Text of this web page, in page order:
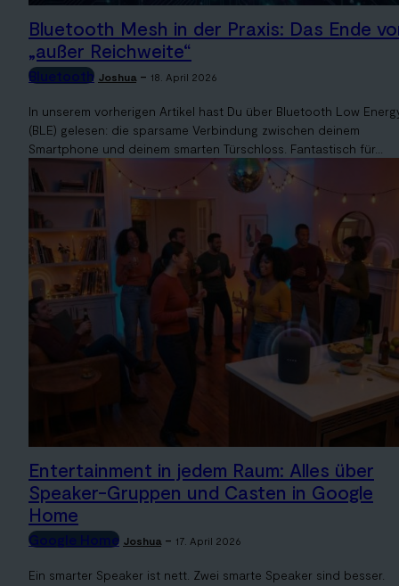
Bluetooth Mesh in der Praxis: Das Ende
„außer Reichweite“
Bluetooth Joshua - 18. April 2026
In unserem vorherigen Artikel hast Du über Bluetooth Low
(BLE) gelesen: die sparsame Verbindung zwischen deinem
Smartphone und deinem smarten Türschloss. Fantastisch für...
Entertainment in jedem Raum: Alles über
Speaker-Gruppen und Casten in Google
Home
Google Home Joshua - 17. April 2026
Ein smarter Speaker ist nett. Zwei smarte Speaker sind besser.